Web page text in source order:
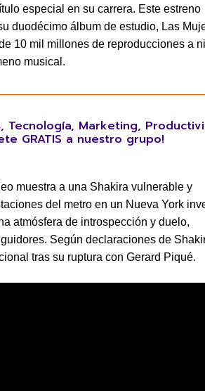
especial en su carrera. Este estreno
duodécimo álbum de estudio, Las
10 mil millones de reproducciones a
musical.
Tecnología, Marketing,
GRATIS a nuestro grupo!
muestra a una Shakira vulnerable y
del metro en un Nueva York
atmósfera de introspección y duelo,
Según declaraciones de
tras su ruptura con Gerard Piqué.